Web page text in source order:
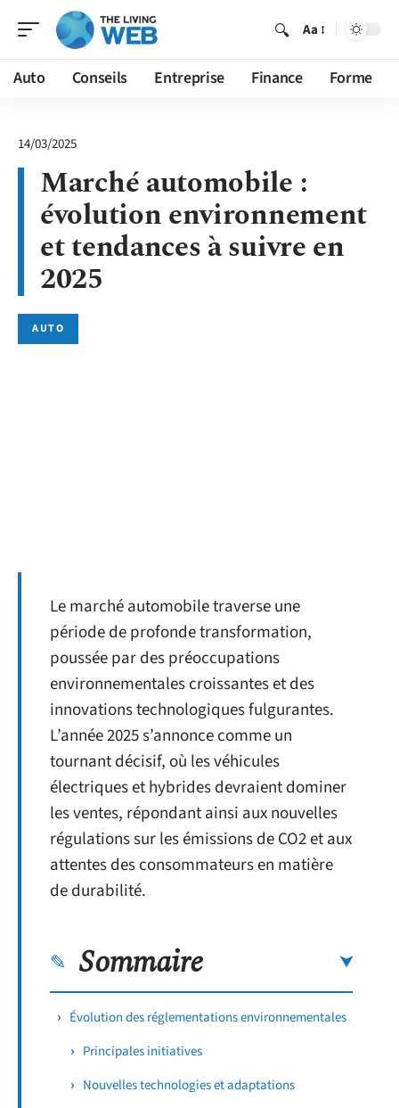
Aa
Auto Conseils Entreprise Finance Forme
14/03/2025
Marché automobile :
évolution environnement
et tendances à suivre en
2025
AUTO
Le marché automobile traverse une
période de profonde transformation,
poussée par des préoccupations
environnementales croissantes et des
innovations technologiques fulgurantes.
L’année 2025 s’annonce comme un
tournant décisif, où les véhicules
électriques et hybrides devraient dominer
les ventes, répondant ainsi aux nouvelles
régulations sur les émissions de CO2 et aux
attentes des consommateurs en matière
de durabilité.
Sommaire
Évolution des réglementations environnementales
Principales initiatives
Nouvelles technologies et adaptations